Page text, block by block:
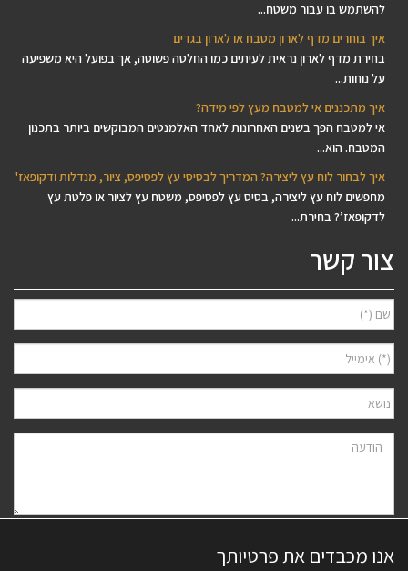
להשתמש בו עבור משטח...
איך בוחרים מדף לארון מטבח או לארון בגדים
בחירת מדף לארון נראית לעיתים כמו החלטה פשוטה, אך בפועל היא משפיעה
על נוחות...
איך מתכננים אי למטבח מעץ לפי מידה?
אי למטבח הפך בשנים האחרונות לאחד האלמנטים המבוקשים ביותר בתכנון
המטבח. הוא...
איך לבחור לוח עץ ליצירה? המדריך לבסיסי עץ לפסיפס, ציור, מנדלות ודקופאז'
מחפשים לוח עץ ליצירה, בסיס עץ לפסיפס, משטח עץ לציור או פלטת עץ
לדקופאז’? בחירת...
צור קשר
הפרטיותשל האתר. ידוע לי שאוכל לבטל את הרישום בכל עת.
אנו מכבדים את פרטיותך